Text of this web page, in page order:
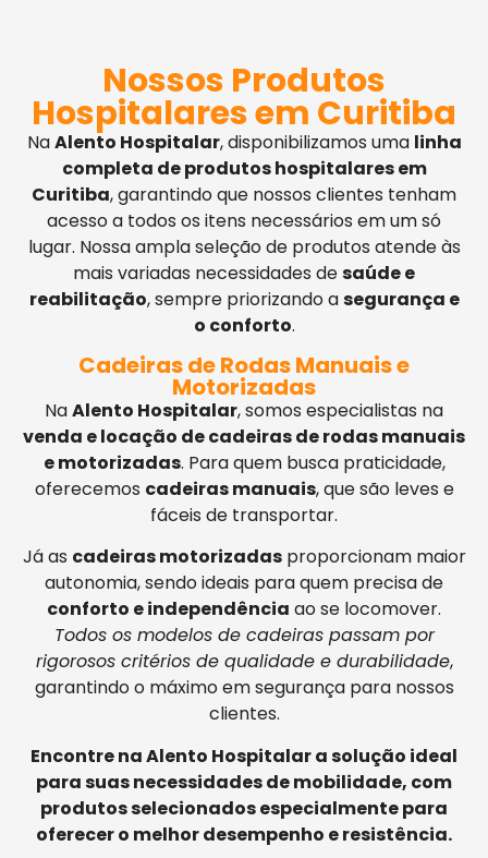
Nossos Produtos
Hospitalares em Curitiba
NaAlento Hospitalar, disponibilizamos uma linha
completa de produtos hospitalares em
Curitiba, garantindo que nossos clientes tenham
acesso a todos os itens necessários em um só
lugar. Nossa ampla seleção de produtos atende às
mais variadas necessidades desaúde e
reabilitação, sempre priorizando asegurança e
o conforto.
Cadeiras de Rodas Manuais e
Motorizadas
NaAlento Hospitalar, somos especialistas na
venda e locação de cadeiras de rodas manuais
e motorizadas. Para quem busca praticidade,
oferecemos cadeiras manuais, que são leves e
fáceis de transportar.
Já as cadeiras motorizadasproporcionam maior
autonomia, sendo ideais para quem precisa de
conforto e independência ao se locomover.
Todos os modelos de cadeiras passam por
rigorosos critérios de qualidade e durabilidade,
garantindo o máximo em segurança para nossos
clientes.
Encontre na Alento Hospitalar a solução ideal
para suas necessidades de mobilidade, com
produtos selecionados especialmente para
oferecer o melhor desempenho e resistência.